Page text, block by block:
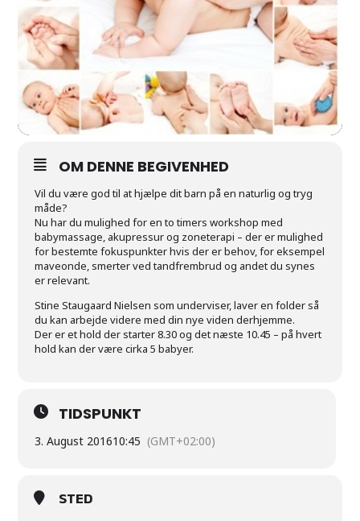
OM DENNE BEGIVENHED
Vil du være god til at hjælpe dit barn på en naturlig og tryg
måde?
Nu har du mulighed for en to timers workshop med
babymassage, akupressur og zoneterapi – der er mulighed
for bestemte fokuspunkter hvis der er behov, for eksempel
maveonde, smerter ved tandfrembrud og andet du synes
er relevant.
Stine Staugaard Nielsen som underviser, laver en folder så
du kan arbejde videre med din nye viden derhjemme.
Der er et hold der starter 8.30 og det næste 10.45 – på hvert
hold kan der være cirka 5 babyer.
TIDSPUNKT
3. August 201610:45 (GMT+02:00)
STED